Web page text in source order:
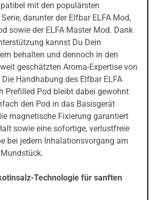
mit den populärsten
darunter der Elfbar ELFA Mod,
sowie der ELFA Master Mod. Dank
kannst Du Dein
behalten und dennoch in den
geschätzten Aroma-Expertise von
Handhabung des Elfbar ELFA
Prefilled Pod bleibt dabei gewohnt
den Pod in das Basisgerät
magnetische Fixierung garantiert
sowie eine sofortige, verlustfreie
bei jedem Inhalationsvorgang am
Technologie für sanften